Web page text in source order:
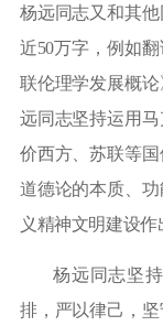
杨远同志又和其
近50万字，例如
联伦理学发展概
远同志坚持运用
价西方、苏联等
道德论的本质、
义精神文明建设作
杨远同志坚
排，严以律己，